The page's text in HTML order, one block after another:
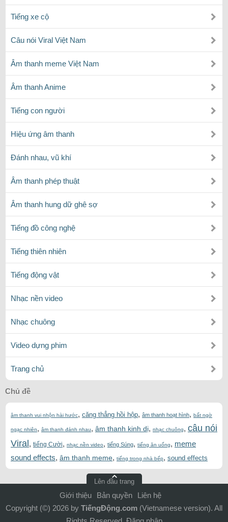
Tiếng xe cộ
Câu nói Viral Việt Nam
Âm thanh meme Việt Nam
Âm thanh Anime
Tiếng con người
Hiệu ứng âm thanh
Đánh nhau, vũ khí
Âm thanh phép thuật
Âm thanh hung dữ ghê sợ
Tiếng đồ công nghệ
Tiếng thiên nhiên
Tiếng động vật
Nhạc nền video
Nhạc chuông
Video dựng phim
Trang chủ
Chủ đề
âm thanh vui nhộn hài hước, căng thẳng hồi hộp, âm thanh hoạt hình, bất ngờ
ngạc nhiên, âm thanh đánh nhau, âm thanh kinh dị, nhạc chuông, câu nói
Viral , tiếng Cười, nhạc nền video, tiếng Súng, tiếng ăn uống, meme
sound effects, âm thanh meme, tiếng trong nhà bếp, sound effects
Lên đầu trang
Giới thiệu Bản quyền
Liên hệ
Copyright (©) 2026 by TiếngĐộng.com (Vietnamese version). All